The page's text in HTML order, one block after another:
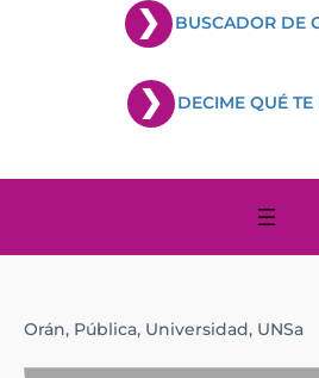
BUSCADOR DE
DECIME QUÉ TE
Orán, Pública, Universidad, UNSa